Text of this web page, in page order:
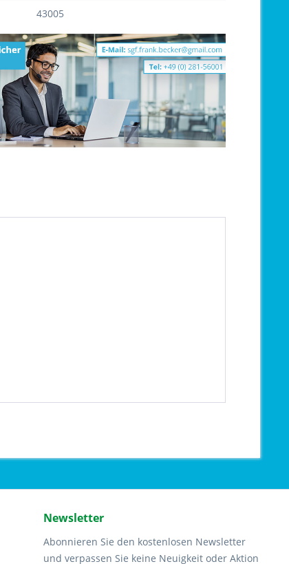
43005
Newsletter
Abonnieren Sie den kostenlosen Newsletter
und verpassen Sie keine Neuigkeit oder Aktion